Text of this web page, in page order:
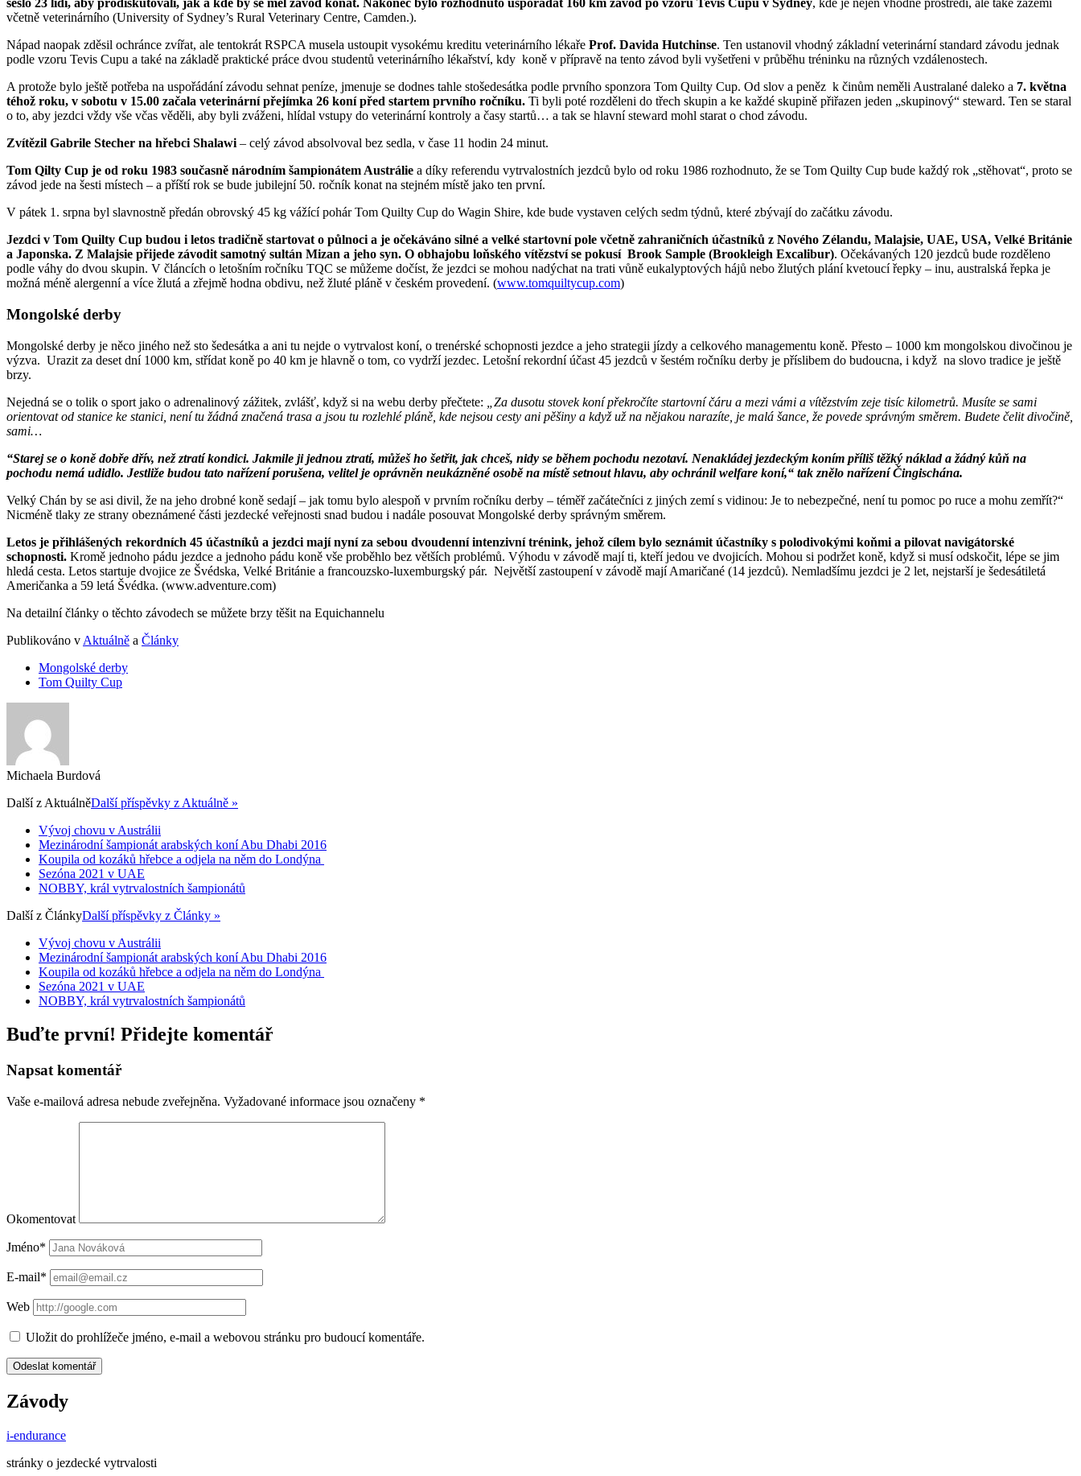
sešlo 23 lidí, aby prodiskutovali, jak a kde by se měl závod konat. Nakonec bylo rozhodnuto uspořádat 160 km závod po vzoru Tevis Cupu v Sydney, kde je nejen vhodné prostředí, ale také zázemí
včetně veterinárního (University of Sydney’s Rural Veterinary Centre, Camden.).
Nápad naopak zděsil ochránce zvířat, ale tentokrát RSPCA musela ustoupit vysokému kreditu veterinárního lékaře Prof. Davida Hutchinse. Ten ustanovil vhodný základní veterinární standard závodu jednak
podle vzoru Tevis Cupu a také na základě praktické práce dvou studentů veterinárního lékařství, kdy koně v přípravě na tento závod byli vyšetřeni v průběhu tréninku na různých vzdálenostech.
A protože bylo ještě potřeba na uspořádání závodu sehnat peníze, jmenuje se dodnes tahle stošedesátka podle prvního sponzora Tom Quilty Cup. Od slov a peněz k činům neměli Australané daleko a 7. května
téhož roku, v sobotu v 15.00 začala veterinární přejímka 26 koní před startem prvního ročníku. Ti byli poté rozděleni do třech skupin a ke každé skupině přiřazen jeden „skupinový“ steward. Ten se staral
o to, aby jezdci vždy vše včas věděli, aby byli zváženi, hlídal vstupy do veterinární kontroly a časy startů… a tak se hlavní steward mohl starat o chod závodu.
Zvítězil Gabrile Stecher na hřebci Shalawi – celý závod absolvoval bez sedla, v čase 11 hodin 24 minut.
Tom Qilty Cup je od roku 1983 současně národním šampionátem Austrálie a díky referendu vytrvalostních jezdců bylo od roku 1986 rozhodnuto, že se Tom Quilty Cup bude každý rok „stěhovat“, proto se
závod jede na šesti místech – a příští rok se bude jubilejní 50. ročník konat na stejném místě jako ten první.
V pátek 1. srpna byl slavnostně předán obrovský 45 kg vážící pohár Tom Quilty Cup do Wagin Shire, kde bude vystaven celých sedm týdnů, které zbývají do začátku závodu.
Jezdci v Tom Quilty Cup budou i letos tradičně startovat o půlnoci a je očekáváno silné a velké startovní pole včetně zahraničních účastníků z Nového Zélandu, Malajsie, UAE, USA, Velké Británie
a Japonska. Z Malajsie přijede závodit samotný sultán Mizan a jeho syn. O obhajobu loňského vítězství se pokusí Brook Sample (Brookleigh Excalibur). Očekávaných 120 jezdců bude rozděleno
podle váhy do dvou skupin. V článcích o letošním ročníku TQC se můžeme dočíst, že jezdci se mohou nadýchat na trati vůně eukalyptových hájů nebo žlutých plání kvetoucí řepky – inu, australská řepka je
možná méně alergenní a více žlutá a zřejmě hodna obdivu, než žluté pláně v českém provedení. (www.tomquiltycup.com)
Mongolské derby
Mongolské derby je něco jiného než sto šedesátka a ani tu nejde o vytrvalost koní, o trenérské schopnosti jezdce a jeho strategii jízdy a celkového managementu koně. Přesto – 1000 km mongolskou divočinou je
výzva. Urazit za deset dní 1000 km, střídat koně po 40 km je hlavně o tom, co vydrží jezdec. Letošní rekordní účast 45 jezdců v šestém ročníku derby je příslibem do budoucna, i když na slovo tradice je ještě
brzy.
Nejedná se o tolik o sport jako o adrenalinový zážitek, zvlášť, když si na webu derby přečtete:
„Za dusotu stovek koní překročíte startovní čáru a mezi vámi a vítězstvím zeje tisíc kilometrů. Musíte se sami
orientovat od stanice ke stanici, není tu žádná značená trasa a jsou tu rozlehlé pláně, kde nejsou cesty ani pěšiny a když už na nějakou narazíte, je malá šance, že povede správným směrem. Budete čelit divočině,
sami…
“Starej se o koně dobře dřív, než ztratí kondici. Jakmile ji jednou ztratí, můžeš ho šetřit, jak chceš, nidy se během pochodu nezotaví. Nenakládej jezdeckým koním příliš těžký náklad a žádný kůň na
pochodu nemá udidlo. Jestliže budou tato nařízení porušena, velitel je oprávněn neukázněné osobě na místě setnout hlavu, aby ochránil welfare koní,“ tak znělo nařízení Čingischána.
Velký Chán by se asi divil, že na jeho drobné koně sedají – jak tomu bylo alespoň v prvním ročníku derby – téměř začátečníci z jiných zemí s vidinou: Je to nebezpečné, není tu pomoc po ruce a mohu zemřít?“
Nicméně tlaky ze strany obeznámené části jezdecké veřejnosti snad budou i nadále posouvat Mongolské derby správným směrem.
Letos je přihlášených rekordních 45 účastníků a jezdci mají nyní za sebou dvoudenní intenzivní trénink, jehož cílem bylo seznámit účastníky s polodivokými koňmi a pilovat navigátorské
schopnosti. Kromě jednoho pádu jezdce a jednoho pádu koně vše proběhlo bez větších problémů. Výhodu v závodě mají ti, kteří jedou ve dvojicích. Mohou si podržet koně, když si musí odskočit, lépe se jim
hledá cesta. Letos startuje dvojice ze Švédska, Velké Británie a francouzsko-luxemburgský pár. Největší zastoupení v závodě mají Amaričané (14 jezdců). Nemladšímu jezdci je 2 let, nejstarší je šedesátiletá
Američanka a 59 letá Švédka. (www.adventure.com)
Na detailní články o těchto závodech se můžete brzy těšit na Equichannelu
Publikováno v Aktuálně a Články
Mongolské derby
Tom Quilty Cup
Michaela Burdová
Další z AktuálněDalší příspěvky z Aktuálně »
Vývoj chovu v Austrálii
Mezinárodní šampionát arabských koní Abu Dhabi 2016
Koupila od kozáků hřebce a odjela na něm do Londýna
Sezóna 2021 v UAE
NOBBY, král vytrvalostních šampionátů
Další z ČlánkyDalší příspěvky z Články »
Vývoj chovu v Austrálii
Mezinárodní šampionát arabských koní Abu Dhabi 2016
Koupila od kozáků hřebce a odjela na něm do Londýna
Sezóna 2021 v UAE
NOBBY, král vytrvalostních šampionátů
Buďte první! Přidejte komentář
Napsat komentář
Vaše e-mailová adresa nebude zveřejněna. Vyžadované informace jsou označeny *
Okomentovat
Jméno*
E-mail*
Web
Uložit do prohlížeče jméno, e-mail a webovou stránku pro budoucí komentáře.
Závody
i-endurance
stránky o jezdecké vytrvalosti